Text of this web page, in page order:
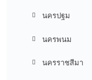
นครปฐม
นครพนม
นครราชสีมา